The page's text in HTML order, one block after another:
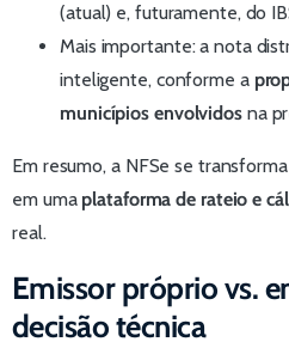
(atual) e, futuramente, do
Mais importante: a nota
inteligente, conforme a
municípios envolvidosna
Em resumo, a NFSe se
em uma plataforma de rateio e
real.
Emissor próprio vs.
decisão técnica